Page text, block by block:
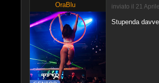
OraBlu inviato il 21
Stupenda